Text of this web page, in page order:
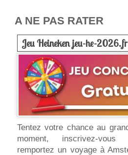
A NE PAS RATER
Jeu Heineken jeu-he-
Tentez votre chance au
moment, inscrivez-vous
remportez un voyage à